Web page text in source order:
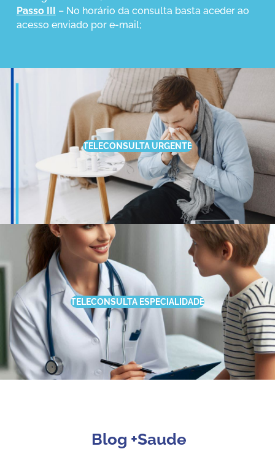
Passo III – No horário da consulta basta aceder ao
acesso enviado por e-mail;
TELECONSULTA URGENTE
TELECONSULTA ESPECIALIDADE
Blog +Saude